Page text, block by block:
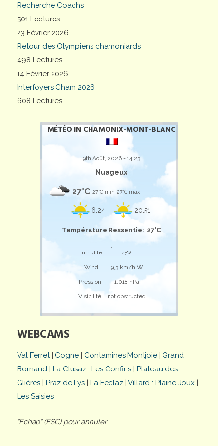
Recherche Coachs
501 Lectures
23 Février 2026
Retour des Olympiens chamoniards
498 Lectures
14 Février 2026
Interfoyers Cham 2026
608 Lectures
MÉTÉO IN CHAMONIX-MONT-BLANC
9th Août, 2026 - 14:23
Nuageux
27°C 27°C min 27°C max
6:24 20:51
Température Ressentie: 27°C
;
Humidité:
45%
Wind: 9,3 km/h W
Pression: 1.018 hPa
Visibilité: not obstructed
WEBCAMS
Val Ferret| Cogne | Contamines Montjoie | Grand
Bornand | La Clusaz : Les Confins | Plateau des
Glières | Praz de Lys | La Feclaz | Villard : Plaine Joux |
Les Saisies
"Echap" (ESC) pour annuler